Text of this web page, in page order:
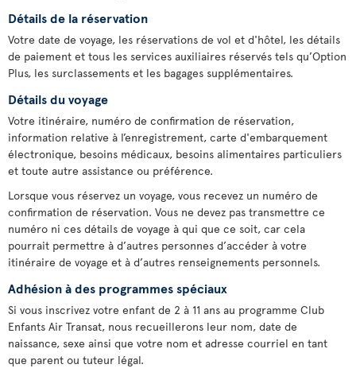
Détails de la réservation
Votre date de voyage, les réservations de vol et d'hôtel, les détails
de paiement et tous les services auxiliaires réservés tels qu’Option
Plus, les surclassements et les bagages supplémentaires.
Détails du voyage
Votre itinéraire, numéro de confirmation de réservation,
information relative à l’enregistrement, carte d'embarquement
électronique, besoins médicaux, besoins alimentaires particuliers
et toute autre assistance ou préférence.
Lorsque vous réservez un voyage, vous recevez un numéro de
confirmation de réservation. Vous ne devez pas transmettre ce
numéro ni ces détails de voyage à qui que ce soit, car cela
pourrait permettre à d’autres personnes d’accéder à votre
itinéraire de voyage et à d’autres renseignements personnels.
Adhésion à des programmes spéciaux
Si vous inscrivez votre enfant de 2 à 11 ans au programme Club
Enfants Air Transat, nous recueillerons leur nom, date de
naissance, sexe ainsi que votre nom et adresse courriel en tant
que parent ou tuteur légal.